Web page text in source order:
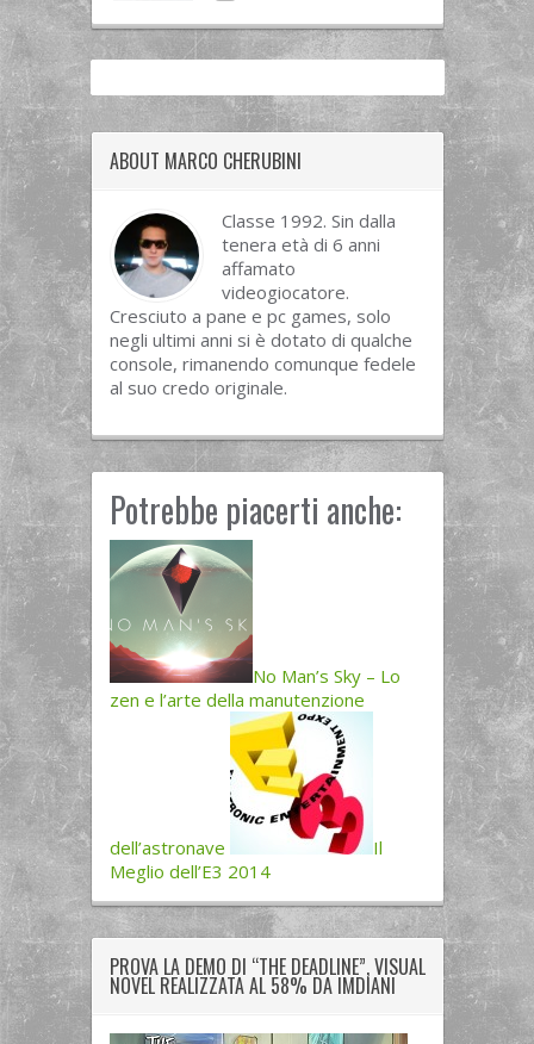
ABOUT MARCO CHERUBINI
Classe 1992. Sin dalla
tenera età di 6 anni
affamato
videogiocatore.
Cresciuto a pane e pc games, solo
negli ultimi anni si è dotato di qualche
console, rimanendo comunque fedele
al suo credo originale.
Potrebbe piacerti anche:
No Man’s Sky – Lo
zen e l’arte della manutenzione
dell’astronave
Il
Meglio dell’E3 2014
PROVA LA DEMO DI “THE DEADLINE”, VISUAL
NOVEL REALIZZATA AL 58% DA IMDIANI